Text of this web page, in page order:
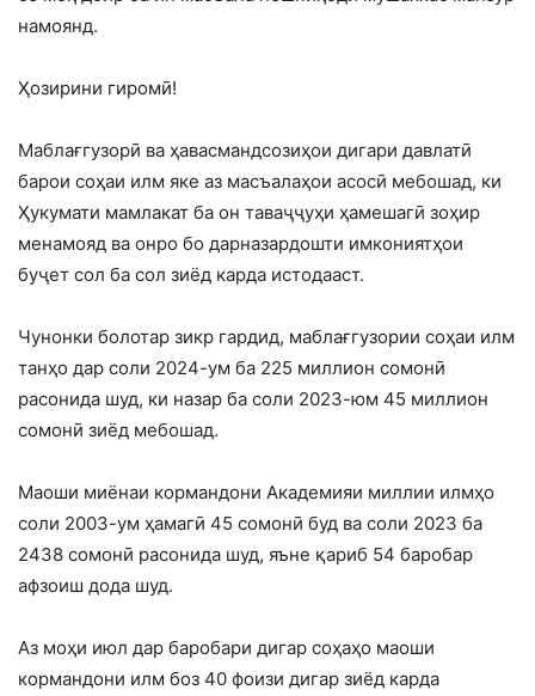
намоянд.
Ҳозирини гиромӣ!
Маблағгузорӣ ва ҳавасмандсозиҳои дигари давлатӣ
барои соҳаи илм яке аз масъалаҳои асосӣ мебошад, ки
Ҳукумати мамлакат ба он таваҷҷуҳи ҳамешагӣ зоҳир
менамояд ва онро бо дарназардошти имкониятҳои
буҷет сол ба сол зиёд карда истодааст.
Чунонки болотар зикр гардид, маблағгузории соҳаи илм
танҳо дар соли 2024-ум ба 225 миллион сомонӣ
расонида шуд, ки назар ба соли 2023-юм 45 миллион
сомонӣ зиёд мебошад.
Маоши миёнаи кормандони Академияи миллии илмҳо
соли 2003-ум ҳамагӣ 45 сомонӣ буд ва соли 2023 ба
2438 сомонӣ расонида шуд, яъне қариб 54 баробар
афзоиш дода шуд.
Аз моҳи июл дар баробари дигар соҳаҳо маоши
кормандони илм боз 40 фоизи дигар зиёд карда